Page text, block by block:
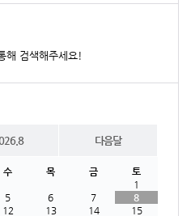
해 검색해주세요!
다음달
수 목 금
토
1
5 6 7
8
12 13 14 15